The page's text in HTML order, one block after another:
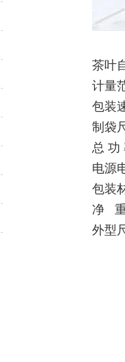
茶叶
计量
包装
制袋
总 功
电源
包装
净 重
外型